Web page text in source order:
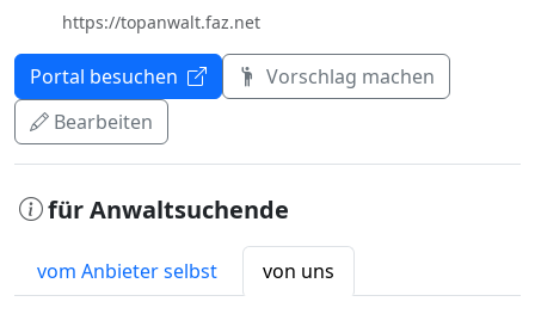
https://topanwalt.faz.net
Portal besuchen
Vorschlag machen
Bearbeiten
für Anwaltsuchende
vom Anbieter selbst von uns